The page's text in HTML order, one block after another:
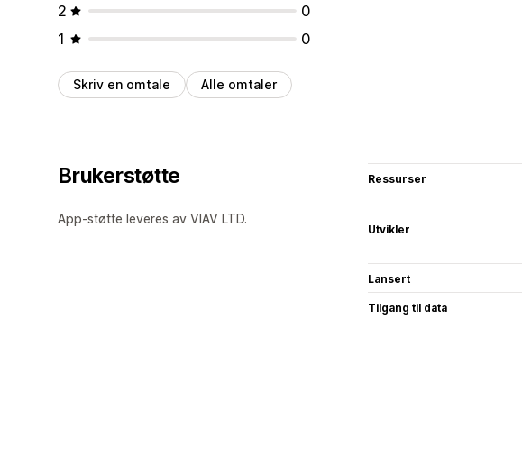
2
0
1
0
Skriv en omtale Alle omtaler
Brukerstøtte
App-støtte leveres av VIAV LTD.
Ressurser
Utvikler
Lansert
Tilgang til data